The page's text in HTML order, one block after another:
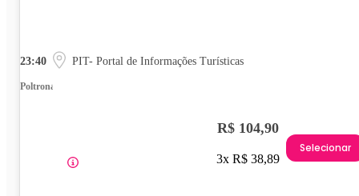
23:40 PIT- Portal de Informações Turísticas
Poltrona
R$ 104,90
3x R$ 38,89
Selecionar